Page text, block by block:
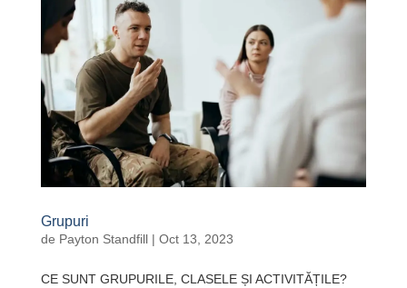
Grupuri
de Payton Standfill| Oct 13, 2023
CE SUNT GRUPURILE, CLASELE ȘI ACTIVITĂȚILE?